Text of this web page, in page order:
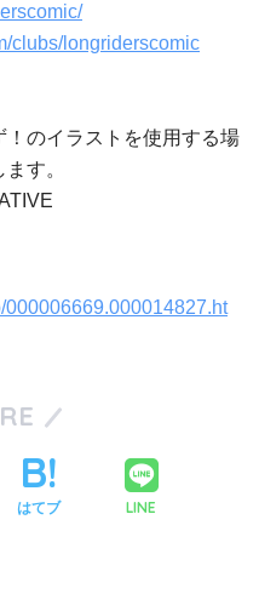
clubs/longriderscomic
のイラストを使用する場
す。
000006669.000014827.ht
はてブ LINE